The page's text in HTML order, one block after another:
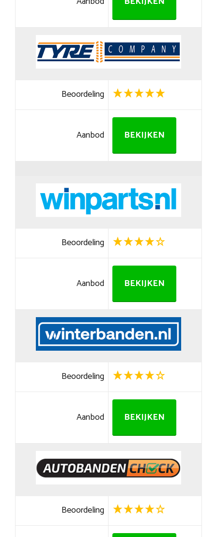
Beoordeling
Aanbod BEKIJKEN
Beoordeling
Aanbod BEKIJKEN
Beoordeling
Aanbod BEKIJKEN
Beoordeling